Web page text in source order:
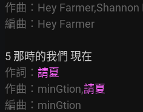
作曲：Hey Farmer,Shannon
編曲：Hey Farmer
作詞： 請夏
作曲：minGtion,請夏
編曲：minGtion